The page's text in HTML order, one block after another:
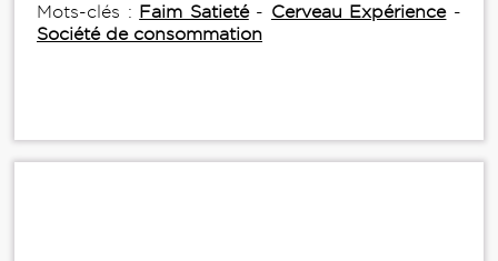
Mots-clés : Faim Satieté- Cerveau Expérience-
Société de consommation